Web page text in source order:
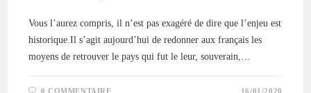
Vous l’aurez compris, il n’est pas exagéré de dire que l’enjeu est
historique.Il s’agit aujourd’hui de redonner aux français les
moyens de retrouver le pays qui fut le leur, souverain,…
0 COMMENTAIRE 16/01/2020